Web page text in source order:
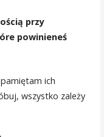
przy
powinieneś
ich
wszystko zależy